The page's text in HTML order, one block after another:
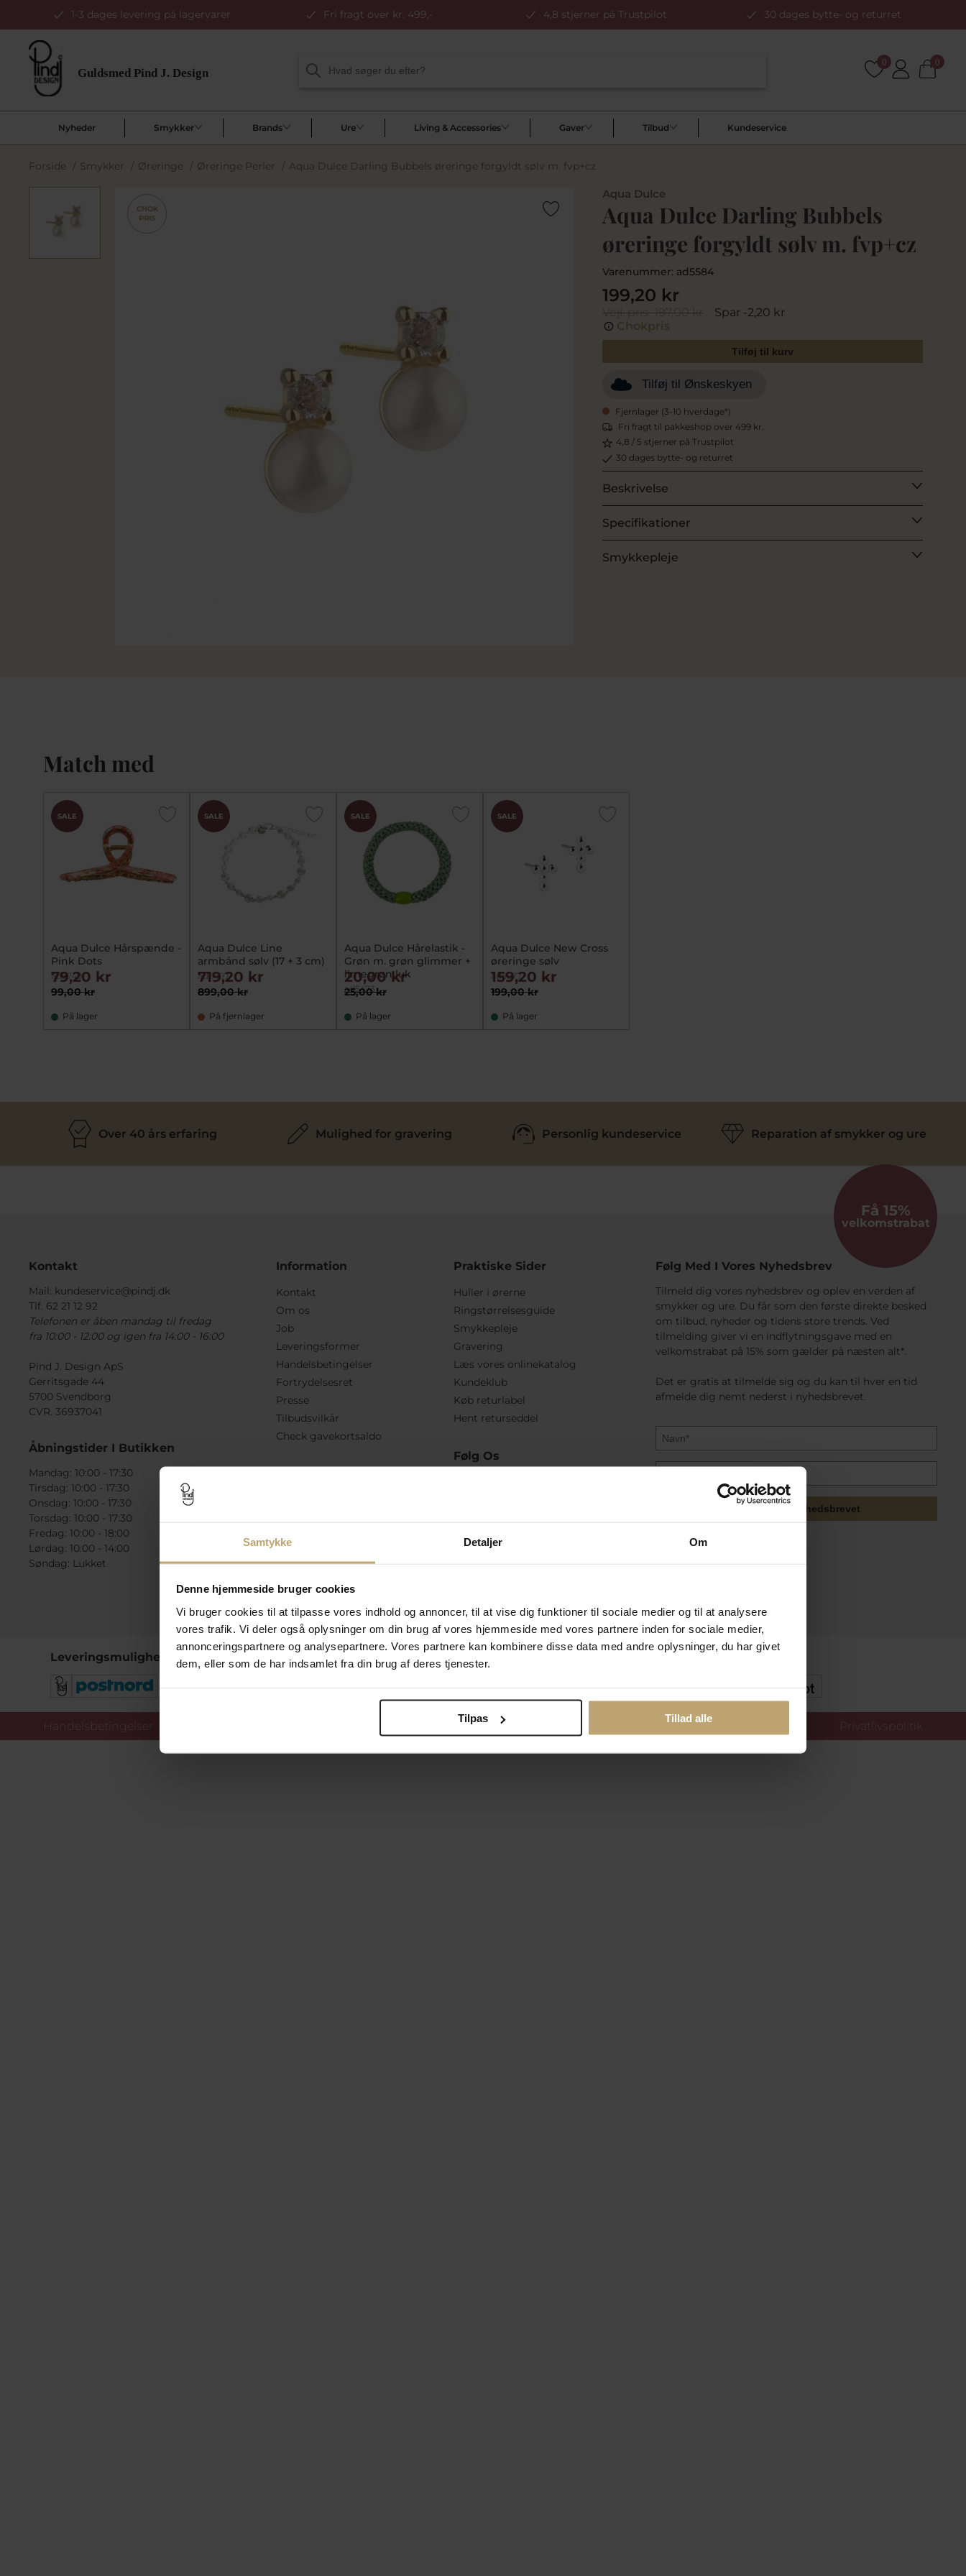
Samtykke Detaljer Om
Denne hjemmeside bruger cookies
Vi bruger cookies til at tilpasse vores indhold og annoncer, til at vise dig funktioner til sociale medier og til at analysere
vores trafik. Vi deler også oplysninger om din brug af vores hjemmeside med vores partnere inden for sociale medier,
annonceringspartnere og analysepartnere. Vores partnere kan kombinere disse data med andre oplysninger, du har givet
dem, eller som de har indsamlet fra din brug af deres tjenester.
Tilpas Tillad alle
1-3 dages levering på lagervarer Fri fragt over kr. 499,- 4,8 stjerner på Trustpilot 30 dages bytte- og returret
0 0
Nyheder Smykker Brands Ure Living & Accessories Gaver Tilbud Kundeservice
Forside / Smykker / Øreringe / Øreringe Perler / Aqua Dulce Darling Bubbels øreringe forgyldt sølv m. fvp+cz
CHOK
PRIS
Aqua Dulce
Aqua Dulce Darling Bubbels
øreringe forgyldt sølv m. fvp+cz
Varenummer: ad5584
Vejl. pris197,00 kr Spar -2,20 kr
199,20 kr
Chokpris
Tilføj til kurv
Tilføj til Ønskeskyen
Fjernlager (3-10 hverdage*)
Fri fragt til pakkeshop over 499 kr.
4,8 / 5 stjerner på Trustpilot
30 dages bytte- og returret
Beskrivelse
Specifikationer
Smykkepleje
Match med
SALE
Aqua Dulce Hårspænde -
Pink Dots
ad5749
99,00 kr
79,20 kr
På lager
SALE
Aqua Dulce Line
armbånd sølv (17 + 3 cm)
ad6497
899,00 kr
719,20 kr
På fjernlager
SALE
Aqua Dulce Hårelastik -
Grøn m. grøn glimmer +
limegrøn luk
ad5473
25,00 kr
20,00 kr
På lager
SALE
Aqua Dulce New Cross
øreringe sølv
ad5677
199,00 kr
159,20 kr
På lager
Over 40 års erfaring Mulighed for gravering Personlig kundeservice Reparation af smykker og ure
Kontakt
Mail: kundeservice@pindj.dk
Tlf. 62 21 12 92
Telefonen er åben mandag til fredag
fra 10:00 - 12:00 og igen fra 14:00 - 16:00
Pind J. Design ApS
Gerritsgade 44
5700 Svendborg
CVR. 36937041
Åbningstider I Butikken
Mandag: 10:00 - 17:30
Tirsdag: 10:00 - 17:30
Onsdag: 10:00 - 17:30
Torsdag: 10:00 - 17:30
Fredag: 10:00 - 18:00
Lørdag: 10:00 - 14:00
Søndag: Lukket
Information
Kontakt
Om os
Job
Leveringsformer
Handelsbetingelser
Fortrydelsesret
Presse
Tilbudsvilkår
Check gavekortsaldo
Praktiske Sider
Huller i ørerne
Ringstørrelsesguide
Smykkepleje
Gravering
Læs vores onlinekatalog
Kundeklub
Køb returlabel
Hent returseddel
Følg Os
Få 15%
velkomstrabat
Følg Med I Vores Nyhedsbrev
Tilmeld dig vores nyhedsbrev og oplev en verden af
smykker og ure. Du får som den første direkte besked
om tilbud, nyheder og tidens store trends. Ved
tilmelding giver vi en indflytningsgave med en
velkomstrabat på 15% som gælder på næsten alt*.
Det er gratis at tilmelde sig og du kan til hver en tid
afmelde dig nemt nederst i nyhedsbrevet.
Tilmeld mig nyhedsbrevet
Leveringsmuligheder Betalingsmuligheder Sikker Og Tryg E-Handel
Handelsbetingelser Ændr cookie-indstillinger Privatlivspolitik